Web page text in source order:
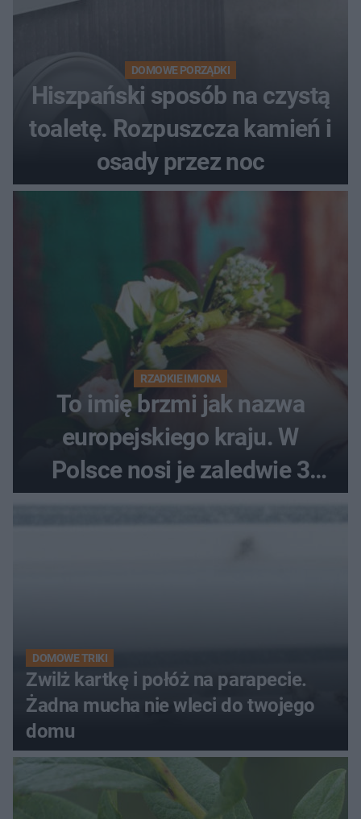
DOMOWE PORZĄDKI
Hiszpański sposób na czystą
toaletę. Rozpuszcza kamień i
osady przez noc
RZADKIE IMIONA
To imię brzmi jak nazwa
europejskiego kraju. W
Polsce nosi je zaledwie 3
kobiety
DOMOWE TRIKI
Zwilż kartkę i połóż na parapecie.
Żadna mucha nie wleci do twojego
domu